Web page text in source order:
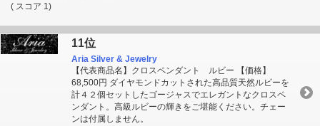
( スコア 1)
11位
Aria Silver & Jewelry
【代表商品名】クロスペンダント ルビー 【価格】
68,500円 ダイヤモンドカットされた高品質天然ルビーを
計４２個セットしたゴージャスでエレガントなクロスペ
ンダント。高級ルビーの輝きをご堪能ください。チェー
ンは付属しません。